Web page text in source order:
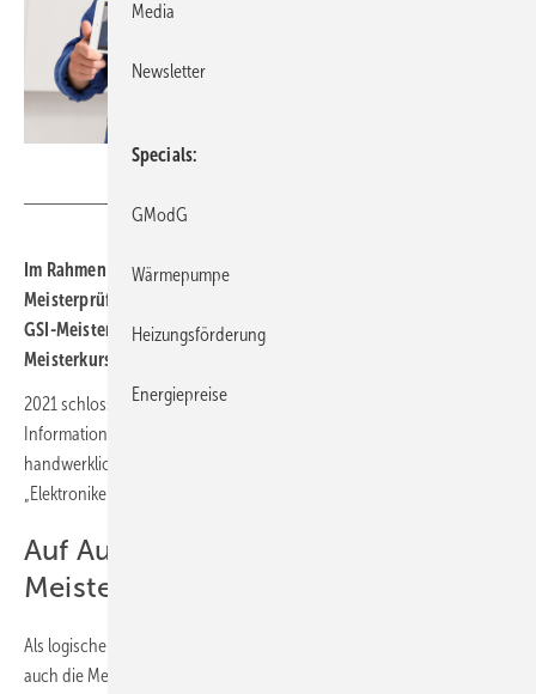
Im Rahmen der Novellierung der Meisterberufe wurden auch die
Meisterprüfungsverordnung sowie der Rahmenlehrplan für den
GSI-Meister fertiggestellt. Sie sind Basis für die nun anlaufenden
Meisterkurse.
2021 schloss der Zentralverband der Deutschen Elektro- und
Informationstechnischen Handwerke (ZVEH) die Neuordnung der e-
handwerklichen Ausbildungsberufe ab und brachte den neuen Beruf
„Elektroniker/-in für Gebäudesystemintegration“ (GSI) an den Start.
Auf Ausbildungs- folgt
Meisternovelle
Als logische Konsequenz der Novellierung wurden in den Folgejahren
auch die Meisterberufe überarbeitet und der Elektrotechnikermeister
Media
Newsletter
Specials
GModG
Wärmepumpe
Heizungsförderung
Energiepreise